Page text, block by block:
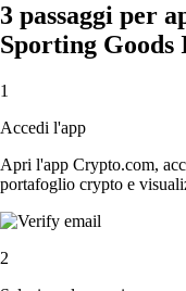
3 passaggi per
Sporting Goods
1
Accedi l'app
Apri l'app Crypto.com,
portafoglio crypto e
2